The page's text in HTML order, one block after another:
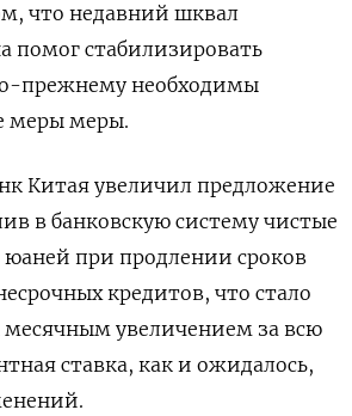
что недавний шквал
помог стабилизировать
прежнему необходимы
меры меры.
Китая увеличил предложение
в банковскую систему чистые
при продлении сроков
кредитов, что стало
увеличением за всю
ставка, как и ожидалось,